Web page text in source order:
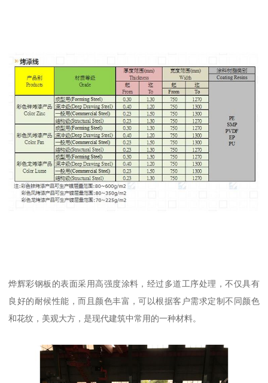
烨辉彩钢板的表面采用高强度涂料，经过多道工序处理，不仅具有
良好的耐候性能，而且颜色丰富，可以根据客户需求定制不同颜色
和花纹，美观大方，是现代建筑中常用的一种材料。